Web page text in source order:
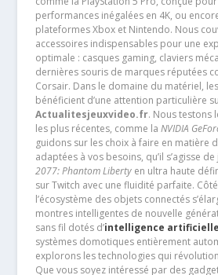
performances inégalées en 4K, ou
plateformes Xbox et Nintendo. Nous
accessoires indispensables pour une
optimale : casques gaming, claviers
dernières souris de marques réputées
Corsair. Dans le domaine du matériel,
bénéficient d’une attention particulière
Actualitesjeuxvideo.fr. Nous testons
les plus récentes, comme la NVIDIA
guidons sur les choix à faire en matière
adaptées à vos besoins, qu’il s’agisse
2077: Phantom Libertyen ultra haute
sur Twitch avec une fluidité parfaite.
l’écosystème des objets connectés
montres intelligentes de nouvelle
sans fil dotés d’intelligence artificielle
systèmes domotiques entièrement
explorons les technologies qui
Que vous soyez intéressé par des